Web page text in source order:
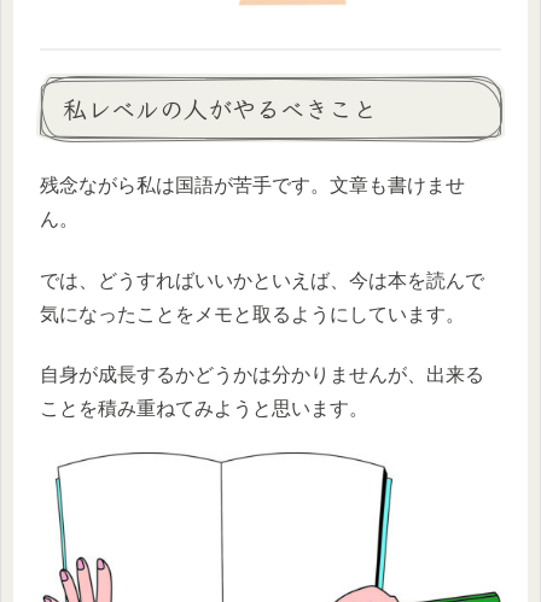
私レベルの人がやるべきこと
残念ながら私は国語が苦手です。文章も書けませ
ん。
では、どうすればいいかといえば、今は本を読んで
気になったことをメモと取るようにしています。
自身が成長するかどうかは分かりませんが、出来る
ことを積み重ねてみようと思います。